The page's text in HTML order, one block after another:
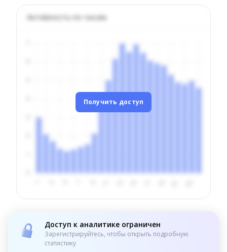
Активность по часам
Получить доступ
Доступ к аналитике ограничен
Зарегистрируйтесь, чтобы открыть подробную
статистику